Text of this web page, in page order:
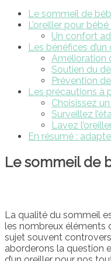
Le sommeil de
L’oreiller pour
Un confort
Les bénéfices
Amélioration
Soutien du
Prévention
Les précautions à
Choisissez
Surveillez
Lavez
En résumé :
Le sommeil de
La qualité du sommeil
les nombreux éléments
sujet souvent
aborderons la question